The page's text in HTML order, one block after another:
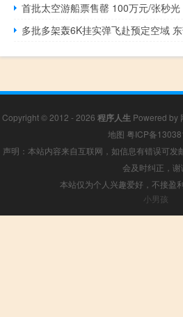
首批太空游船票售罄 100万元/张秒光
多批多架轰6K挂实弹飞赴预定空域
Copyright © 2012 - 2026 程序人生 Powered by
地图 粤ICP备
声明：本站内容来自互联网，如信息有错误可
会及时纠正，谢
本站仅为个人兴趣爱好，不接盈
小男孩